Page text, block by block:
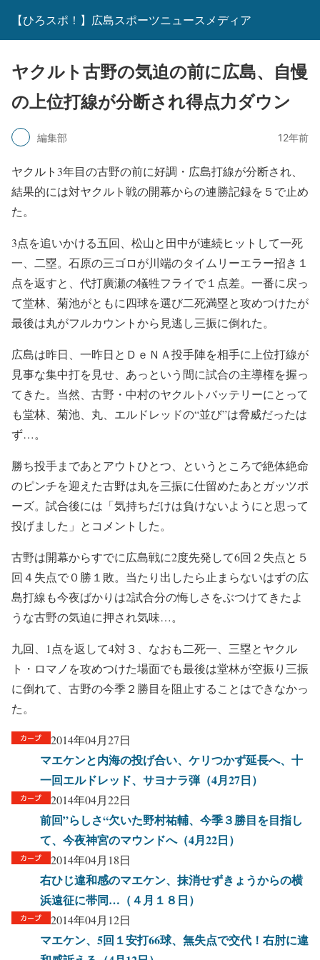
【ひろスポ！】広島スポーツニュースメディア
ヤクルト古野の気迫の前に広島、自慢
の上位打線が分断され得点力ダウン
編集部 12年前
ヤクルト3年目の古野の前に好調・広島打線が分断され、
結果的には対ヤクルト戦の開幕からの連勝記録を５で止め
た。
3点を追いかける五回、松山と田中が連続ヒットして一死
一、二塁。石原の三ゴロが川端のタイムリーエラー招き１
点を返すと、代打廣瀬の犠牲フライで１点差。一番に戻っ
て堂林、菊池がともに四球を選び二死満塁と攻めつけたが
最後は丸がフルカウントから見逃し三振に倒れた。
広島は昨日、一昨日とＤｅＮＡ投手陣を相手に上位打線が
見事な集中打を見せ、あっという間に試合の主導権を握っ
てきた。当然、古野・中村のヤクルトバッテリーにとって
も堂林、菊池、丸、エルドレッドの“並び”は脅威だったは
ず…。
勝ち投手まであとアウトひとつ、というところで絶体絶命
のピンチを迎えた古野は丸を三振に仕留めたあとガッツポ
ーズ。試合後には「気持ちだけは負けないようにと思って
投げました」とコメントした。
古野は開幕からすでに広島戦に2度先発して6回２失点と５
回４失点で０勝１敗。当たり出したら止まらないはずの広
島打線も今夜ばかりは2試合分の悔しさをぶつけてきたよ
うな古野の気迫に押され気味…。
九回、1点を返して4対３、なおも二死一、三塁とヤクル
ト・ロマノを攻めつけた場面でも最後は堂林が空振り三振
に倒れて、古野の今季２勝目を阻止することはできなかっ
た。
2014年04月27日
マエケンと内海の投げ合い、ケリつかず延長へ、十
一回エルドレッド、サヨナラ弾（4月27日）
2014年04月22日
前回”らしさ“欠いた野村祐輔、今季３勝目を目指し
て、今夜神宮のマウンドへ（4月22日）
2014年04月18日
右ひじ違和感のマエケン、抹消せずきょうからの横
浜遠征に帯同…（４月１８日）
2014年04月12日
マエケン、5回１安打66球、無失点で交代！右肘に違